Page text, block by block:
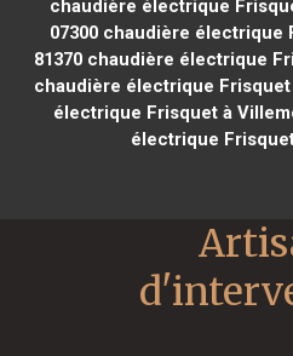
chaudière électrique
07300chaudière électrique
81370chaudière électrique
chaudière électrique Frisquet
électrique Frisquet à
électrique